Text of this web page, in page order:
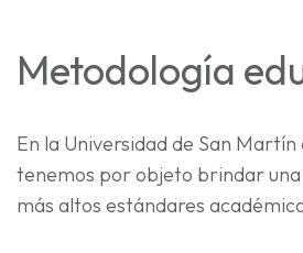
Metodología
En la Universidad de San
tenemos por objeto brindar una
más altos estándares